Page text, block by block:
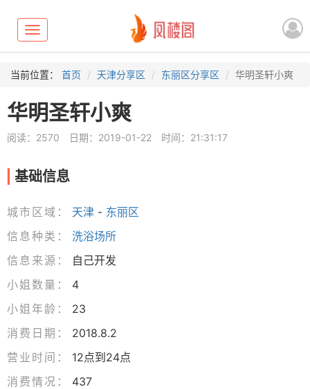
Toggle
navigation
当前位置： 首页 天津分享区 东丽区分享区 华明圣轩小爽
华明圣轩小爽
阅读：2570 日期：2019-01-22 时间：21:31:17
基础信息
城市区域： 天津 - 东丽区
信息种类：
洗浴场所
信息来源：
自己开发
小姐数量：
4
小姐年龄：
23
消费日期：
2018.8.2
营业时间：
12点到24点
消费情况：
437